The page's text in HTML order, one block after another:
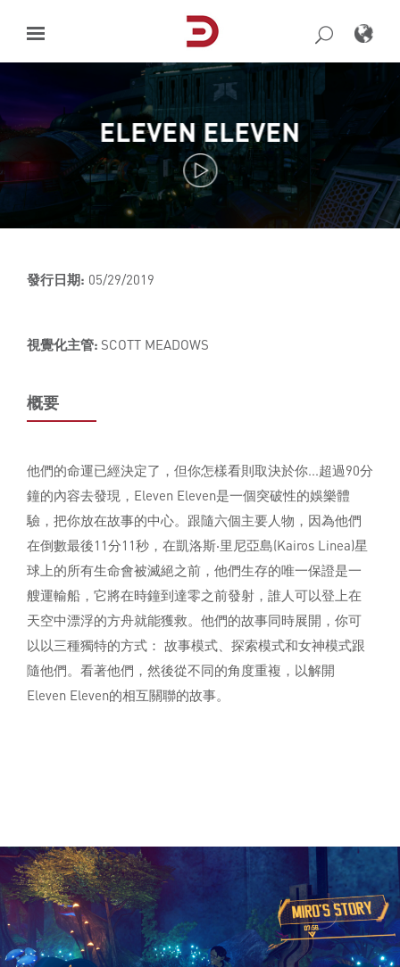
content
ELEVEN ELEVEN
發行日期: 05/29/2019
視覺化主管: SCOTT MEADOWS
概要
他們的命運已經決定了，但你怎樣看則取決於你...超過90分
鐘的內容去發現，Eleven Eleven是一個突破性的娛樂體
驗，把你放在故事的中心。跟隨六個主要人物，因為他們
在倒數最後11分11秒，在凱洛斯‧里尼亞島(Kairos Linea)星
球上的所有生命會被滅絕之前，他們生存的唯一保證是一
艘運輸船，它將在時鐘到達零之前發射，誰人可以登上在
天空中漂浮的方舟就能獲救。他們的故事同時展開，你可
以以三種獨特的方式： 故事模式、探索模式和女神模式跟
隨他們。看著他們，然後從不同的角度重複，以解開
Eleven Eleven的相互關聯的故事。